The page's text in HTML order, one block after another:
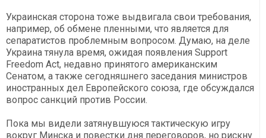
Украинская сторона тоже выдвигала свои требования,
например, об обмене пленными, что является для
сепаратистов проблемным вопросом. Думаю, на деле
Украина тянула время, ожидая появления Support
Freedom Act, недавно принятого американским
Сенатом, а также сегодняшнего заседания министров
иностранных дел Европейского союза, где обсуждался
вопрос санкций против России.
Пока мы видели затянувшуюся тактическую игру
вокруг Минска и повестки дня переговоров, но рискну